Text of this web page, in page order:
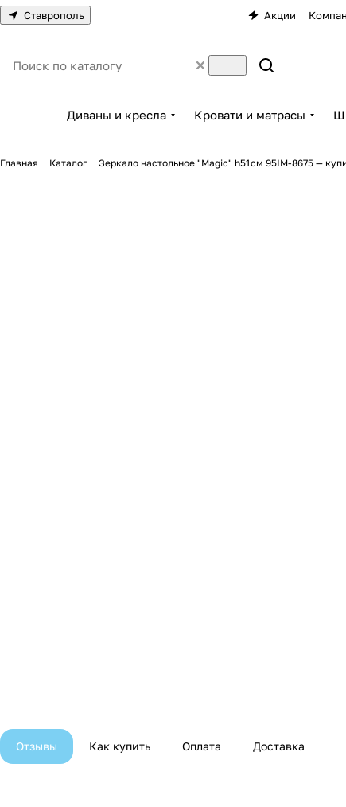
Ставрополь Акции
Диваны и кресла Кровати и матрасы
Главная Каталог Зеркало настольное "Magic" h51см 95IM-8675 —
Отзывы Как купить Оплата Доставка